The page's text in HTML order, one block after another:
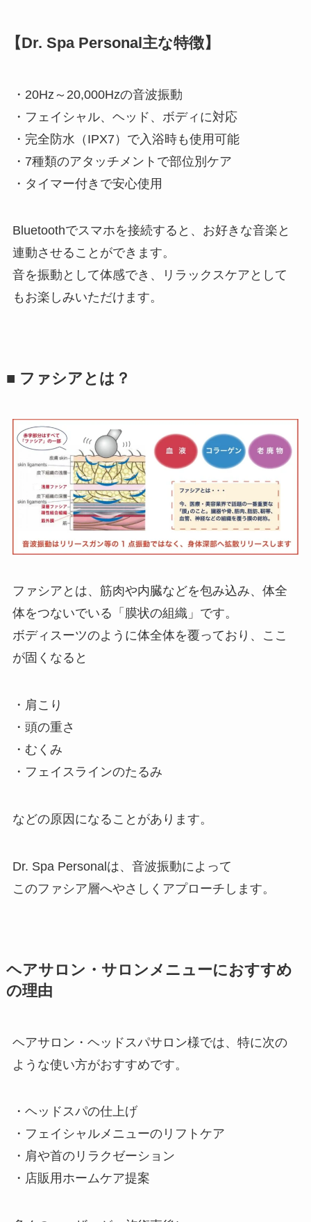
【Dr. Spa Personal主な特徴】
・20Hz～20,000Hzの音波振動
・フェイシャル、ヘッド、ボディに対応
・完全防水（IPX7）で入浴時も使用可能
・7種類のアタッチメントで部位別ケア
・タイマー付きで安心使用
Bluetoothでスマホを接続すると、お好きな音楽と
連動させることができます。
音を振動として体感でき、リラックスケアとして
もお楽しみいただけます。
■ ファシアとは？
ファシアとは、筋肉や内臓などを包み込み、体全
体をつないでいる「膜状の組織」です。
ボディスーツのように体全体を覆っており、ここ
が固くなると
・肩こり
・頭の重さ
・むくみ
・フェイスラインのたるみ
などの原因になることがあります。
Dr. Spa Personalは、音波振動によって
このファシア層へやさしくアプローチします。
ヘアサロン・サロンメニューにおすすめ
の理由
ヘアサロン・ヘッドスパサロン様では、特に次の
ような使い方がおすすめです。
・ヘッドスパの仕上げ
・フェイシャルメニューのリフトケア
・肩や首のリラクゼーション
・店販用ホームケア提案